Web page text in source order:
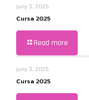
juny 3, 2025
Cursa 2025
Read more
juny 3, 2025
Cursa 2025